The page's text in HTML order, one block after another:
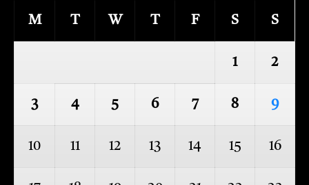
M T W T F S S
1 2
3 4 5 6 7 8 9
10 11 12 13 14 15 16